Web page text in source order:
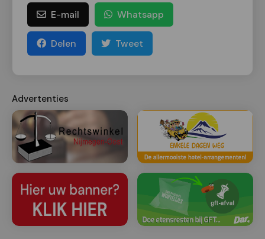
E-mail Whatsapp
Delen Tweet
Advertenties